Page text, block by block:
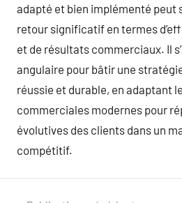
adapté et bien implémenté peut
retour significatif en termes
et de résultats commerciaux. Il
angulaire pour bâtir une
réussie et durable, en adaptant
commerciales modernes pour
évolutives des clients dans un
compétitif.